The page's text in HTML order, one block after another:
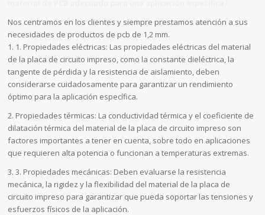
Nos centramos en los clientes y siempre prestamos atención a sus
necesidades de productos de pcb de 1,2 mm.
1. 1. Propiedades eléctricas: Las propiedades eléctricas del material
de la placa de circuito impreso, como la constante dieléctrica, la
tangente de pérdida y la resistencia de aislamiento, deben
considerarse cuidadosamente para garantizar un rendimiento
óptimo para la aplicación específica.
2. Propiedades térmicas: La conductividad térmica y el coeficiente de
dilatación térmica del material de la placa de circuito impreso son
factores importantes a tener en cuenta, sobre todo en aplicaciones
que requieren alta potencia o funcionan a temperaturas extremas.
3. 3. Propiedades mecánicas: Deben evaluarse la resistencia
mecánica, la rigidez y la flexibilidad del material de la placa de
circuito impreso para garantizar que pueda soportar las tensiones y
esfuerzos físicos de la aplicación.